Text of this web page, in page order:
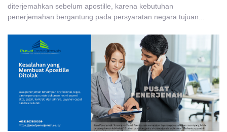
diterjemahkan sebelum apostille, karena kebutuhan
penerjemahan bergantung pada persyaratan negara tujuan...